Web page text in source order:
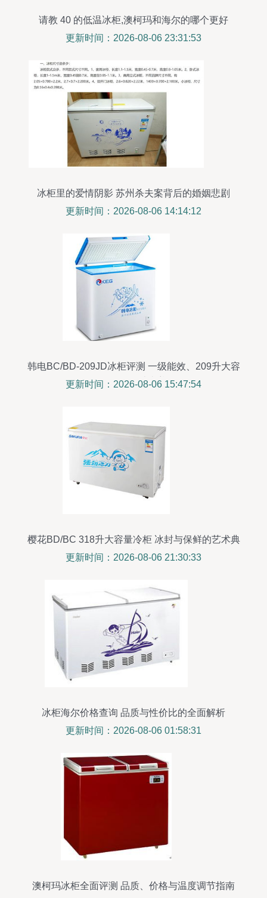
请教 40 的低温冰柜,澳柯玛和海尔的哪个更好
更新时间：2026-08-06 23:31:53
冰柜里的爱情阴影 苏州杀夫案背后的婚姻悲剧
更新时间：2026-08-06 14:14:12
韩电BC/BD-209JD冰柜评测 一级能效、209升大容
量，雪白设计真养眼
更新时间：2026-08-06 15:47:54
樱花BD/BC 318升大容量冷柜 冰封与保鲜的艺术典
范
更新时间：2026-08-06 21:30:33
冰柜海尔价格查询 品质与性价比的全面解析
更新时间：2026-08-06 01:58:31
澳柯玛冰柜全面评测 品质、价格与温度调节指南